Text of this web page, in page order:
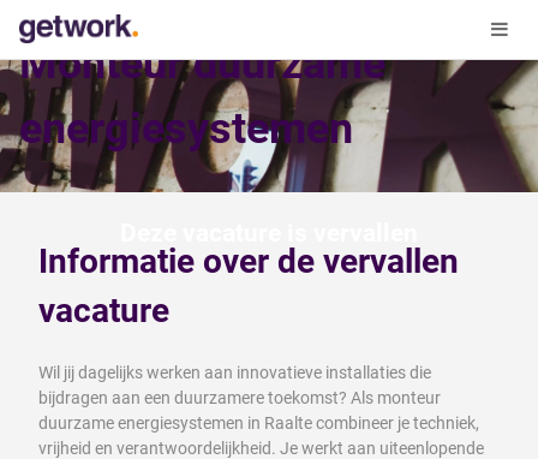
Monteur duurzame
energiesystemen
Informatie over de vervallen
vacature
Wil jij dagelijks werken aan innovatieve installaties die
bijdragen aan een duurzamere toekomst? Als monteur
duurzame energiesystemen in Raalte combineer je techniek,
vrijheid en verantwoordelijkheid. Je werkt aan uiteenlopende